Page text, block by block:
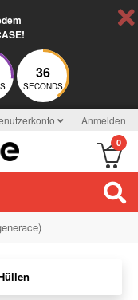
36
SECONDS
Anmelden
0